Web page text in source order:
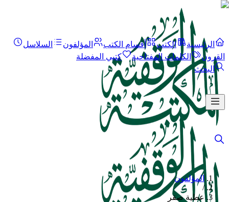
الرئيسية الكتب أقسام الكتب المؤلفون
السلاسل
القرون
الكلمات المفتاحية
كتبي المفضلة
البحث
المؤلفون
/
عطية صقر